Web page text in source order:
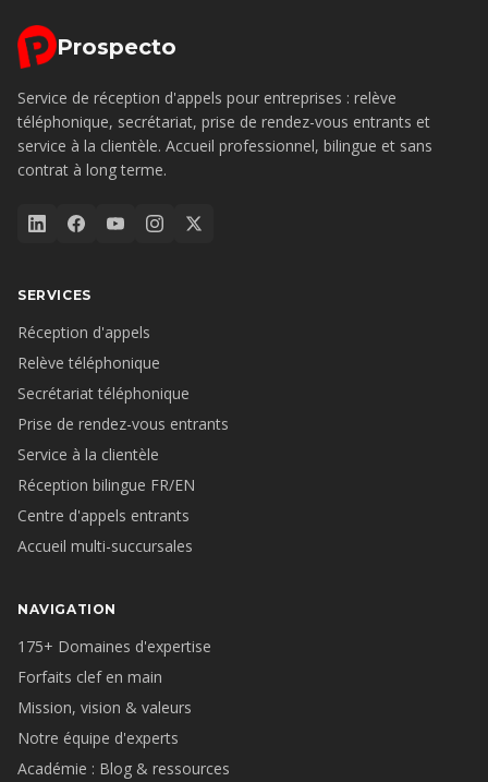
Prospecto
Service de réception d'appels pour entreprises : relève
téléphonique, secrétariat, prise de rendez-vous entrants et
service à la clientèle. Accueil professionnel, bilingue et sans
contrat à long terme.
SERVICES
Réception d'appels
Relève téléphonique
Secrétariat téléphonique
Prise de rendez-vous entrants
Service à la clientèle
Réception bilingue FR/EN
Centre d'appels entrants
Accueil multi-succursales
NAVIGATION
175+ Domaines d'expertise
Forfaits clef en main
Mission, vision & valeurs
Notre équipe d'experts
Académie : Blog & ressources